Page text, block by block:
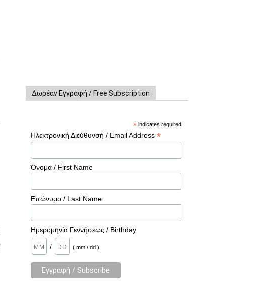
Δωρέαν Εγγραφή / Free Subscription
* indicates required
Ηλεκτρονική Διεύθυνσή / Email Address *
Όνομα / First Name
Επώνυμο / Last Name
Ημερομηνία Γεννήσεως / Birthday
/ ( mm / dd )